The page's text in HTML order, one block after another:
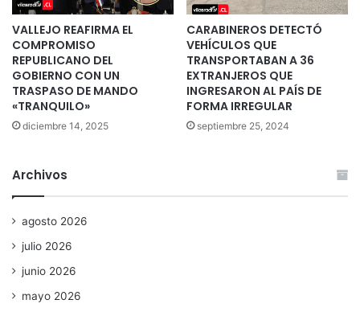
VALLEJO REAFIRMA EL
COMPROMISO
REPUBLICANO DEL
GOBIERNO CON UN
TRASPASO DE MANDO
«TRANQUILO»
diciembre 14, 2025
CARABINEROS DETECTÓ
VEHÍCULOS QUE
TRANSPORTABAN A 36
EXTRANJEROS QUE
INGRESARON AL PAÍS DE
FORMA IRREGULAR
septiembre 25, 2024
Archivos
agosto 2026
julio 2026
junio 2026
mayo 2026